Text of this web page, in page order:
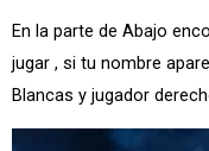
En la parte de Abajo
jugar , si tu nombre
Blancas y jugador